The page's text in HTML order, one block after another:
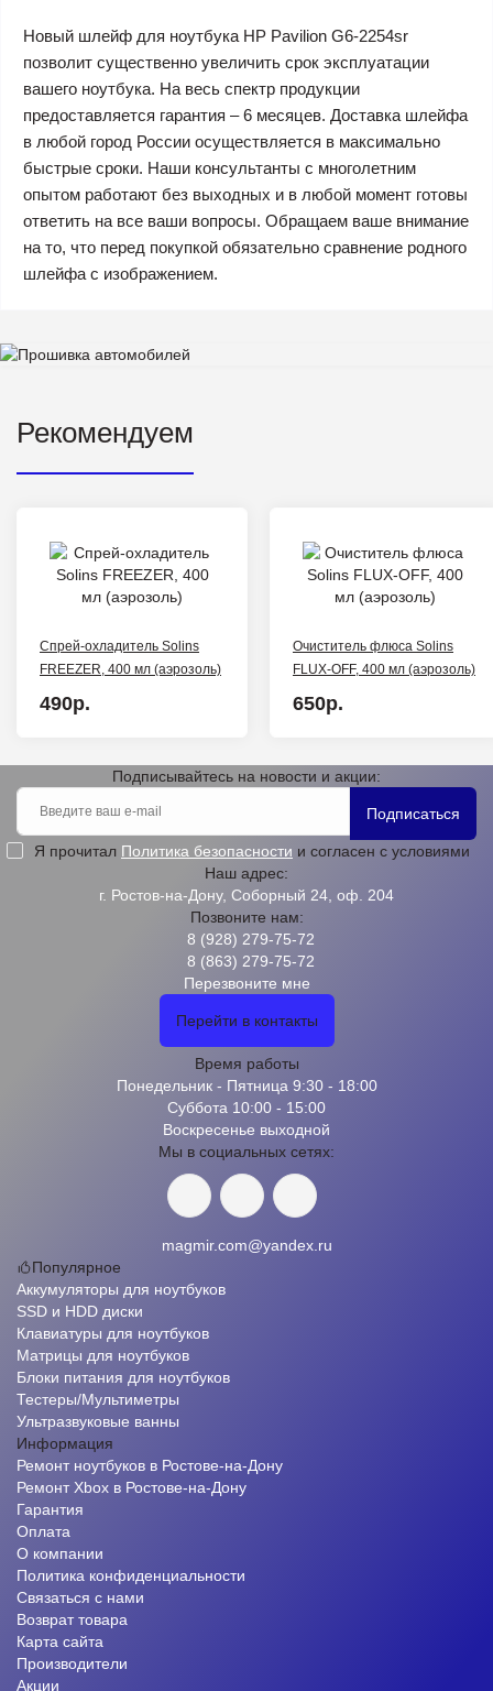
Новый шлейф для ноутбука HP Pavilion G6-2254sr
позволит существенно увеличить срок эксплуатации
вашего ноутбука. На весь спектр продукции
предоставляется гарантия – 6 месяцев. Доставка шлейфа
в любой город России осуществляется в максимально
быстрые сроки. Наши консультанты с многолетним
опытом работают без выходных и в любой момент готовы
ответить на все ваши вопросы. Обращаем ваше внимание
на то, что перед покупкой обязательно сравнение родного
шлейфа с изображением.
Рекомендуем
Спрей-охладитель Solins
FREEZER, 400 мл (аэрозоль)
490р.
Очиститель флюса Solins
FLUX-OFF, 400 мл (аэрозоль)
650р.
Подписывайтесь на новости и акции:
Подписаться
Я прочитал Политика безопасности и согласен с условиями
Наш адрес:
г. Ростов-на-Дону, Соборный 24, оф. 204
Позвоните нам:
8 (928) 279-75-72
8 (863) 279-75-72
Перезвоните мне
Перейти в контакты
Время работы
Понедельник - Пятница 9:30 - 18:00
Суббота 10:00 - 15:00
Воскресенье выходной
Мы в социальных сетях:
magmir.com@yandex.ru
Популярное
Аккумуляторы для ноутбуков
SSD и HDD диски
Клавиатуры для ноутбуков
Матрицы для ноутбуков
Блоки питания для ноутбуков
Тестеры/Мультиметры
Ультразвуковые ванны
Информация
Ремонт ноутбуков в Ростове-на-Дону
Ремонт Xbox в Ростове-на-Дону
Гарантия
Оплата
О компании
Политика конфиденциальности
Связаться с нами
Возврат товара
Карта сайта
Производители
Акции